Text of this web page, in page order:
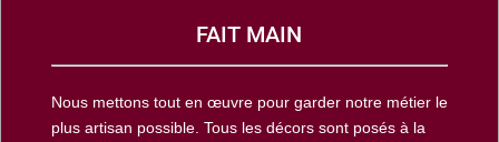
FAIT MAIN
Nous mettons tout en œuvre pour garder notre métier le
plus artisan possible. Tous les décors sont posés à la